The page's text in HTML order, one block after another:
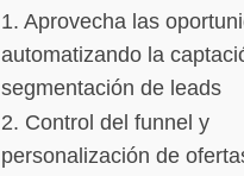
1. Aprovecha las
automatizando la
segmentación de leads
2. Control del funnel y
personalización de